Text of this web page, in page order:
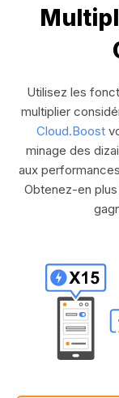
Utilisez les
multiplier
Cloud.Boost
minage des
aux
Obtenez-en